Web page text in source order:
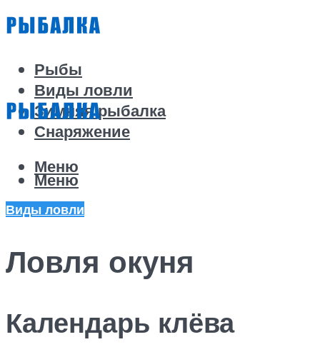
Рыбы
Виды ловли
Зимняя рыбалка
Снаряжение
Меню
Меню
Виды ловли
Ловля окуня
Календарь клёва